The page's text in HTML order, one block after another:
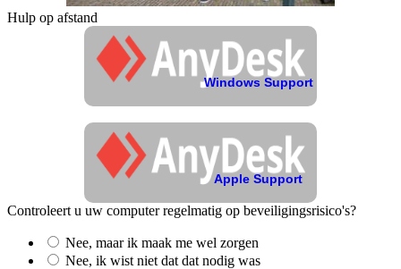
Hulp op afstand
Windows Support
Apple Support
Controleert u uw computer regelmatig op beveiligingsrisico's?
Nee, maar ik maak me wel zorgen
Nee, ik wist niet dat dat nodig was